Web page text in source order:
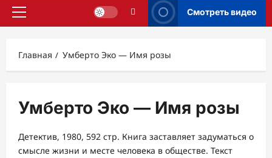
Основное
Смотреть видео
Главная Умберто Эко — Имя розы
Умберто Эко — Имя розы
Детектив, 1980, 592 стр. Книга заставляет задуматься о
смысле жизни и месте человека в обществе. Текст